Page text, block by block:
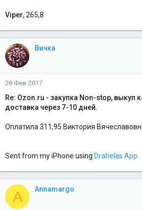
Viper, 265,8
Вичка
28 Фев 2017
Re: Ozon.ru - закупка Non-stop, выкуп
доставка через 7-10 дней.
Оплатила 311,95 Виктория
Sent from my iPhone using Drahelas App
A Annamargo